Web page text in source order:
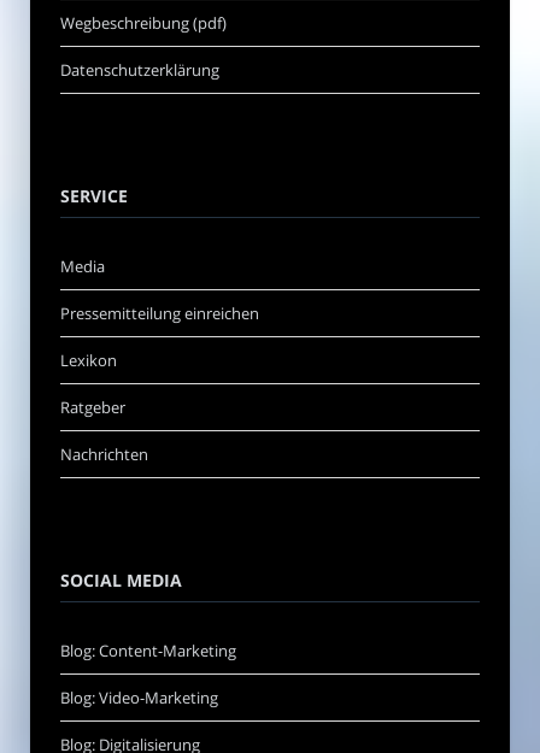
Wegbeschreibung (pdf)
Datenschutzerklärung
SERVICE
Media
Pressemitteilung einreichen
Lexikon
Ratgeber
Nachrichten
SOCIAL MEDIA
Blog: Content-Marketing
Blog: Video-Marketing
Blog: Digitalisierung